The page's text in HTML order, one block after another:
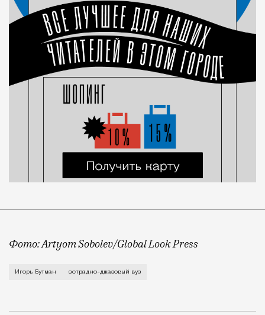
Фото: Artyom Sobolev/Global Look Press
Об этом народный артист России и джазмен Игорь
Игорь Бутман эстрадно-джазовый вуз